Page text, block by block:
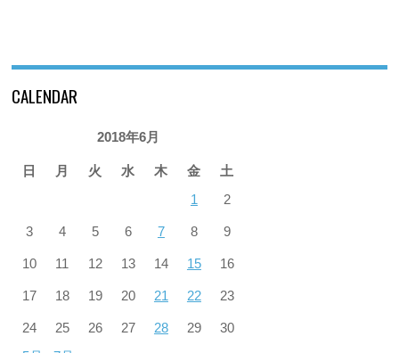
CALENDAR
2018年6月
日 月 火 水 木 金
土
1
2
3 4 5 6 7 8 9
10 11 12 13 14 15 16
17 18 19 20 21 22 23
24 25 26 27 28 29
30